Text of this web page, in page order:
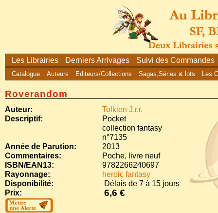
Les Librairies Derniers Arrivages Suivi des Commandes
Catalogue Auteurs Editeurs/Collections Sagas,Séries & lots Les
Roverandom
Auteur:
Tolkien J.r.r.
Descriptif:
Pocket
collection fantasy
n°7135
Année de Parution:
2013
Commentaires:
Poche, livre neuf
ISBN/EAN13:
9782266240697
Rayonnage:
heroic fantasy
Disponibilité:
Délais de 7 à 15 jours
Prix:
6,6 €